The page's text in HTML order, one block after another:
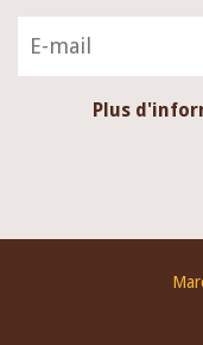
Plus